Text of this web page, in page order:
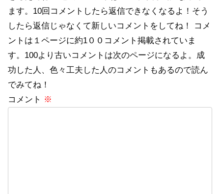
ます。10回コメントしたら返信できなくなるよ！そう
したら返信じゃなくて新しいコメントをしてね！ コメ
ントは１ページに約1００コメント掲載されていま
す。100より古いコメントは次のページになるよ。成
功した人、色々工夫した人のコメントもあるので読ん
でみてね！
コメント ※